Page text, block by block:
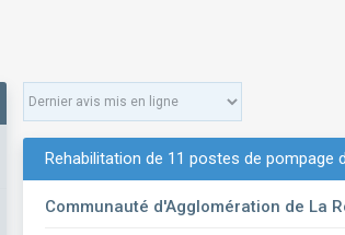
Rehabilitation de 11 postes de pompage
Communauté d'Agglomération de La